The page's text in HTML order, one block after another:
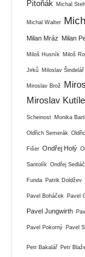
Pitoňák Michal
Michal Walter
Milan Mráz Milan
Miloš Husník Miloš
Jirků Miloslav Šindelář
Miroslav Brož
Miroslav
Scheinost Monika
Oldřich Semerák
Fišer Ondřej Holý
Santolík Ondřej
Funda Patrik Doldžev
Pavel Boháček Pavel
Pavel Jungwirth
Pavel Pokorný Pavel
Petr Bakalář Petr